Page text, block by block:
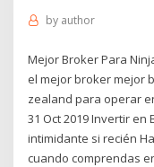
by author
Mejor Broker Para
el mejor broker mejor
zealand para operar
31 Oct 2019 Invertir en
intimidante si recién
cuando comprendas